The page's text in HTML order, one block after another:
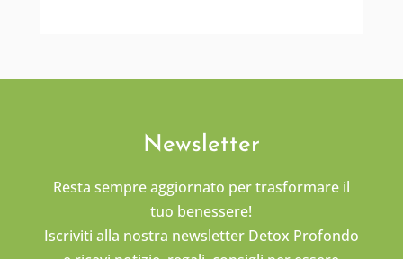
Newsletter
Resta sempre aggiornato per trasformare il
tuo benessere!
Iscriviti alla nostra newsletter Detox Profondo